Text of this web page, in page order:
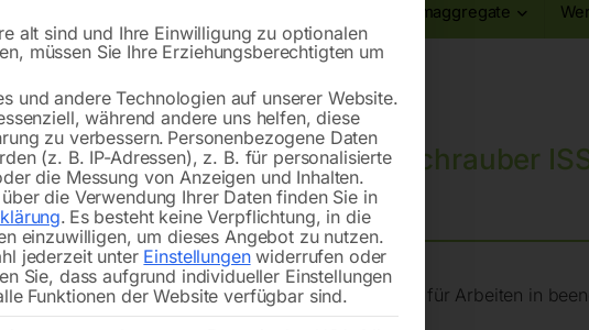
Stromaggregate
ISS-TT ½” Mini Composite
Industrie-Schlagschrauber
extra kurze und kompakte Bauweise optimiert für Arbeiten in
alt sind und Ihre Einwilligung zu optionalen
müssen Sie Ihre Erziehungsberechtigten um
und andere Technologien auf unserer Website.
während andere uns helfen, diese
zu verbessern. Personenbezogene Daten
(z. B. IP-Adressen), z. B. für personalisierte
die Messung von Anzeigen und Inhalten.
die Verwendung Ihrer Daten finden Sie in
. Es besteht keine Verpflichtung, in die
einzuwilligen, um dieses Angebot zu nutzen.
jederzeit unter Einstellungenwiderrufen oder
Sie, dass aufgrund individueller Einstellungen
Funktionen der Website verfügbar sind.